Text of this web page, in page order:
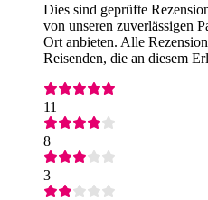
Dies sind geprüfte
von unseren zuverlässigen
Ort anbieten. Alle
Reisenden, die an diesem
11
8
3